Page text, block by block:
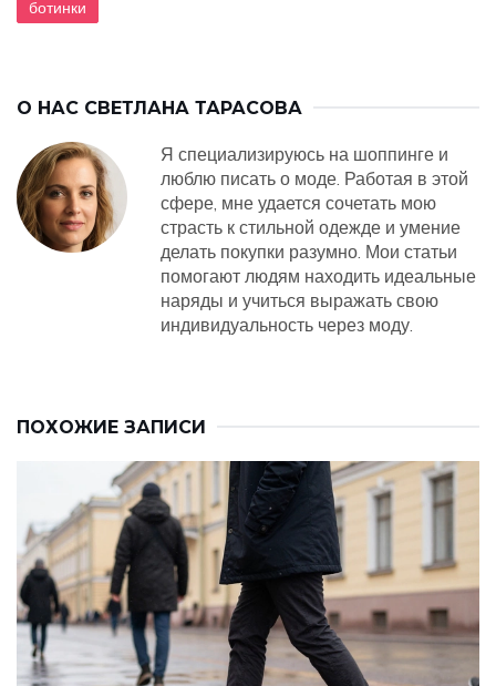
ботинки
О НАС СВЕТЛАНА ТАРАСОВА
Я специализируюсь на шоппинге и
люблю писать о моде. Работая в этой
сфере, мне удается сочетать мою
страсть к стильной одежде и умение
делать покупки разумно. Мои статьи
помогают людям находить идеальные
наряды и учиться выражать свою
индивидуальность через моду.
ПОХОЖИЕ ЗАПИСИ